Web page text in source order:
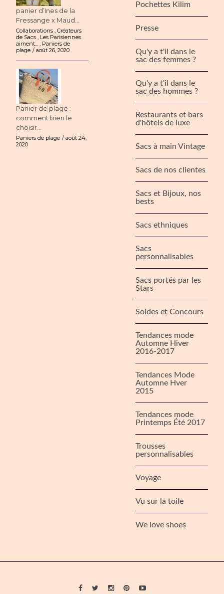
panier d’Ines de la
Fressange x Maud...
Collaborations ,Créateurs
de Sacs , Les Parisiennes
aiment... , Paniers de
plage
août 26, 2020
Panier de plage :
comment bien le
choisir...
Paniers de plage
août 24,
2020
Pochettes Kilim
Presse
Qu'y a t'il dans le
sac des femmes ?
Qu'y a t'il dans le
sac des hommes ?
Restaurants et bars
d'hôtels de luxe
Sacs à main Vintage
Sacs de nos clientes
Sacs et Bijoux, nos
bests
Sacs ethniques
Sacs
personnalisables
Sacs portés par les
Stars
Soldes et Concours
Tendances mode
Automne Hiver
2016-2017
Tendances Mode
Automne Hver
2015
Tendances mode
Printemps Été 2017
Trousses
personnalisables
Voyage
Vu sur la toile
We love shoes